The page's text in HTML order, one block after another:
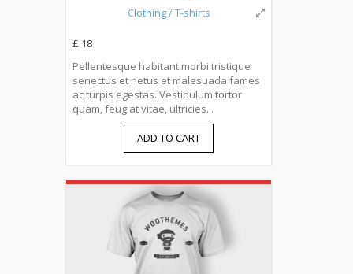
Clothing/ T-shirts
£ 18
Pellentesque habitant morbi tristique
senectus et netus et malesuada fames
ac turpis egestas. Vestibulum tortor
quam, feugiat vitae, ultricies...
ADD TO CART